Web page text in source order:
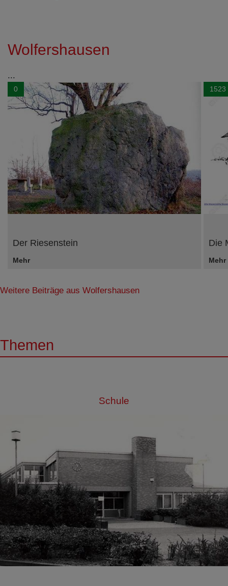
Wolfershausen
...
0
Der Riesenstein
Mehr
1523
Die
Mehr
Weitere Beiträge aus Wolfershausen
Themen
Schule